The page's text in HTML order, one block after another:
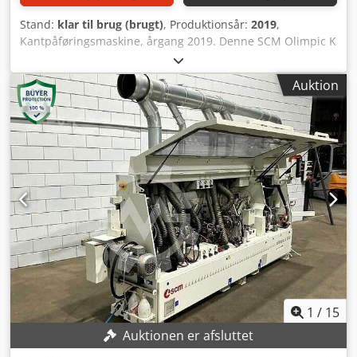
Stand: klar til brug (brugt), Produktionsår: 2019,
Kantpåføringsmaskine, årgang 2019. Denne SCM Olimpic K
560 har en fremføringshastighed på op til 18 m/min og er
udstyret med en 7-tommers farve-touchscreen for nem
betjening. Den omfatter en 2-motorers "Round X"-
afrundingsenhed til afrunding og kantbearbejdning samt
forskellige valgfrie enheder for udvidet funktionalitet. Hvis
du leder efter kantpåføring af høj kvalitet, bør du overveje
den SCM Olimpic K 560-maskine, som vi har til salg.
Kontakt os for yderligere oplysninger. Hovedfunktioner •
Fremføringshastighed på op til 18 m/min ved en
pladeafstand på 600 mm, også ved hjørneafrunding •
Touch 7-farve-touchscreen-kontrol med grafisk visning,
programstyring, diagnose og digital
limtemperaturregulering • 2-motorers
hjørneafrundingsenhed "Round X" til afrunding og
kantbearbejdning Tekniske data • Fremføringshastighed:
12–18 m/min • Emnetykkelse: 8–60 mm • Kanttykkelse
(rulle): 0,4–3 mm • Kanttykkelse (bånd): 0,4–6 mm • Maks.
kanttværsnit (rulle): 135 mm² • Maks. rulle diameter: 800
Auktion
1 / 15
Auktionen er afsluttet